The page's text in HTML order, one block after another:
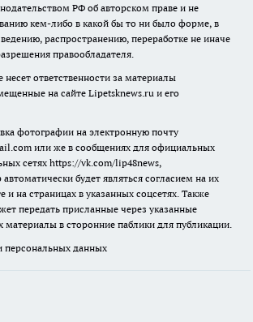
РФ об авторском праве и не
кем-либо в какой бы то ни было форме, в
распространению, переработке не иначе
правообладателя.
несет ответственности за материалы
на сайте Lipetsknews.ru и его
фотографии на электронную почту
или же в сообщениях для официальных
сетях https://vk.com/lip48news,
будет являться согласием на их
и на страницах в указанных соцсетях. Также
передать присланные через указанные
материалы в сторонние паблики для публикации.
персональных данных